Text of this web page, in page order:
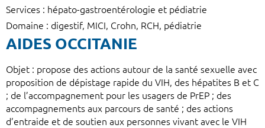
Services : hépato-gastroentérologie et pédiatrie
Domaine : digestif, MICI, Crohn, RCH, pédiatrie
AIDES OCCITANIE
Objet : propose des actions autour de la santé sexuelle avec
proposition de dépistage rapide du VIH, des hépatites B et C
; de l’accompagnement pour les usagers de PrEP ; des
accompagnements aux parcours de santé ; des actions
d’entraide et de soutien aux personnes vivant avec le VIH